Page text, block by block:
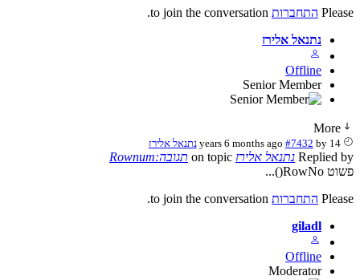
Please התחברות
נתנאל אלירז
Offline
Senior Member
More
14 years 6 months ago
#7432 by נתנאל אלירז
Replied by נתנאל אלירז
תגובה:Rownum
פשוט RowNo()...
Please התחברות
giladl
Offline
Moderator